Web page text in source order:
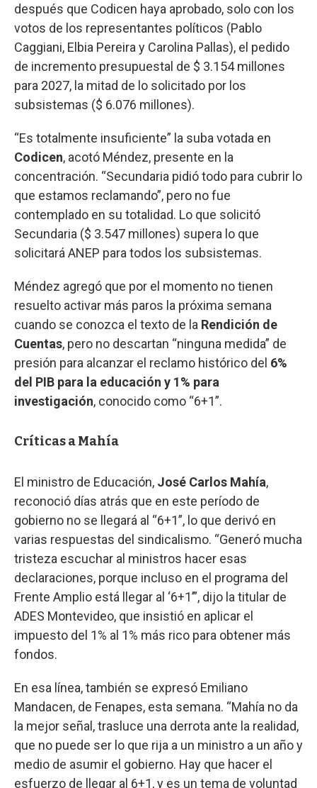
después que Codicen haya aprobado, solo con los
votos de los representantes políticos (Pablo
Caggiani, Elbia Pereira y Carolina Pallas), el pedido
de incremento presupuestal de $ 3.154 millones
para 2027, la mitad de lo solicitado por los
subsistemas ($ 6.076 millones).
“Es totalmente insuficiente” la suba votada en
Codicen, acotó Méndez, presente en la
concentración. “Secundaria pidió todo para cubrir lo
que estamos reclamando”, pero no fue
contemplado en su totalidad. Lo que solicitó
Secundaria ($ 3.547 millones) supera lo que
solicitará ANEP para todos los subsistemas.
Méndez agregó que por el momento no tienen
resuelto activar más paros la próxima semana
cuando se conozca el texto de la Rendición de
Cuentas, pero no descartan “ninguna medida” de
presión para alcanzar el reclamo histórico del 6%
del PIB para la educación y 1% para
investigación, conocido como “6+1”.
Críticas a Mahía
El ministro de Educación, José Carlos Mahía,
reconoció días atrás que en este período de
gobierno no se llegará al “6+1”, lo que derivó en
varias respuestas del sindicalismo. “Generó mucha
tristeza escuchar al ministros hacer esas
declaraciones, porque incluso en el programa del
Frente Amplio está llegar al ‘6+1’”, dijo la titular de
ADES Montevideo, que insistió en aplicar el
impuesto del 1% al 1% más rico para obtener más
fondos.
En esa línea, también se expresó Emiliano
Mandacen, de Fenapes, esta semana. “Mahía no da
la mejor señal, trasluce una derrota ante la realidad,
que no puede ser lo que rija a un ministro a un año y
medio de asumir el gobierno. Hay que hacer el
esfuerzo de llegar al 6+1, y es un tema de voluntad